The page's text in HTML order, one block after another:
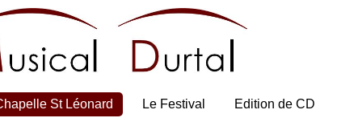
St Léonard Le Festival
Edition de CD